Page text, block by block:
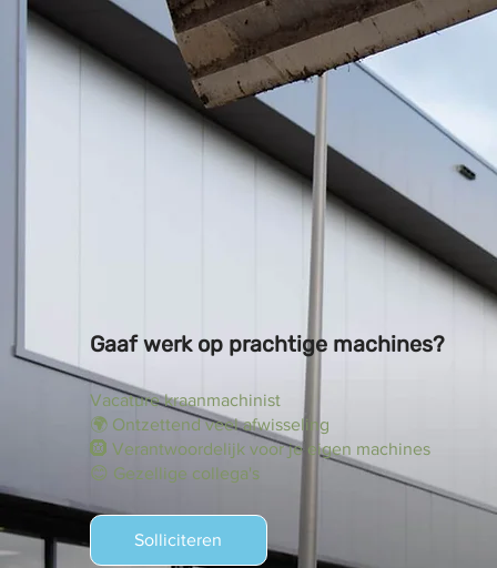
Solliciteren
Vacature kraanmachinist
🌍 Ontzettend veel afwisseling
🛞 Verantwoordelijk voor je eigen machines
😊 Gezellige collega's
Gaaf werk op prachtige machines?